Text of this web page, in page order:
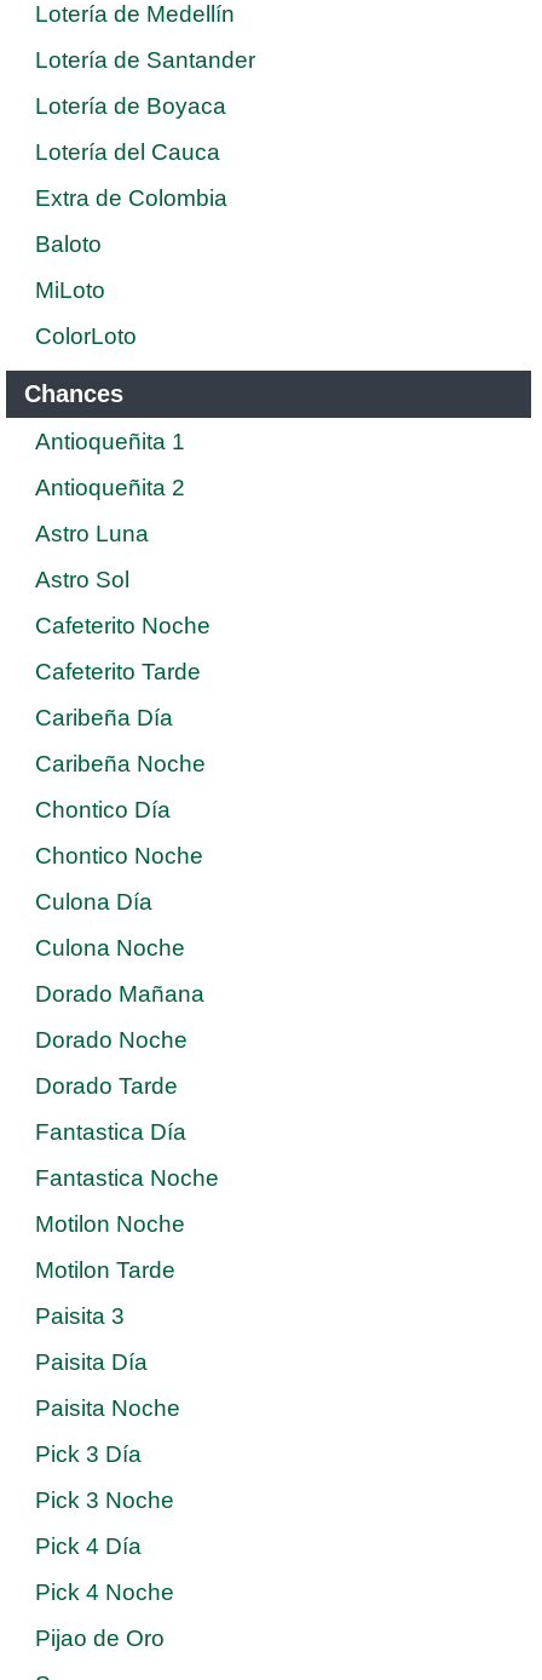
Lotería de Medellín
Lotería de Santander
Lotería de Boyaca
Lotería del Cauca
Extra de Colombia
Baloto
MiLoto
ColorLoto
Chances
Antioqueñita 1
Antioqueñita 2
Astro Luna
Astro Sol
Cafeterito Noche
Cafeterito Tarde
Caribeña Día
Caribeña Noche
Chontico Día
Chontico Noche
Culona Día
Culona Noche
Dorado Mañana
Dorado Noche
Dorado Tarde
Fantastica Día
Fantastica Noche
Motilon Noche
Motilon Tarde
Paisita 3
Paisita Día
Paisita Noche
Pick 3 Día
Pick 3 Noche
Pick 4 Día
Pick 4 Noche
Pijao de Oro